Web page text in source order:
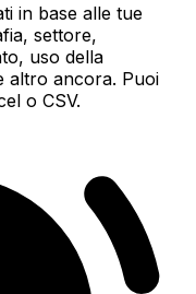
in base alle tue
settore,
uso della
altro ancora. Puoi
o CSV.